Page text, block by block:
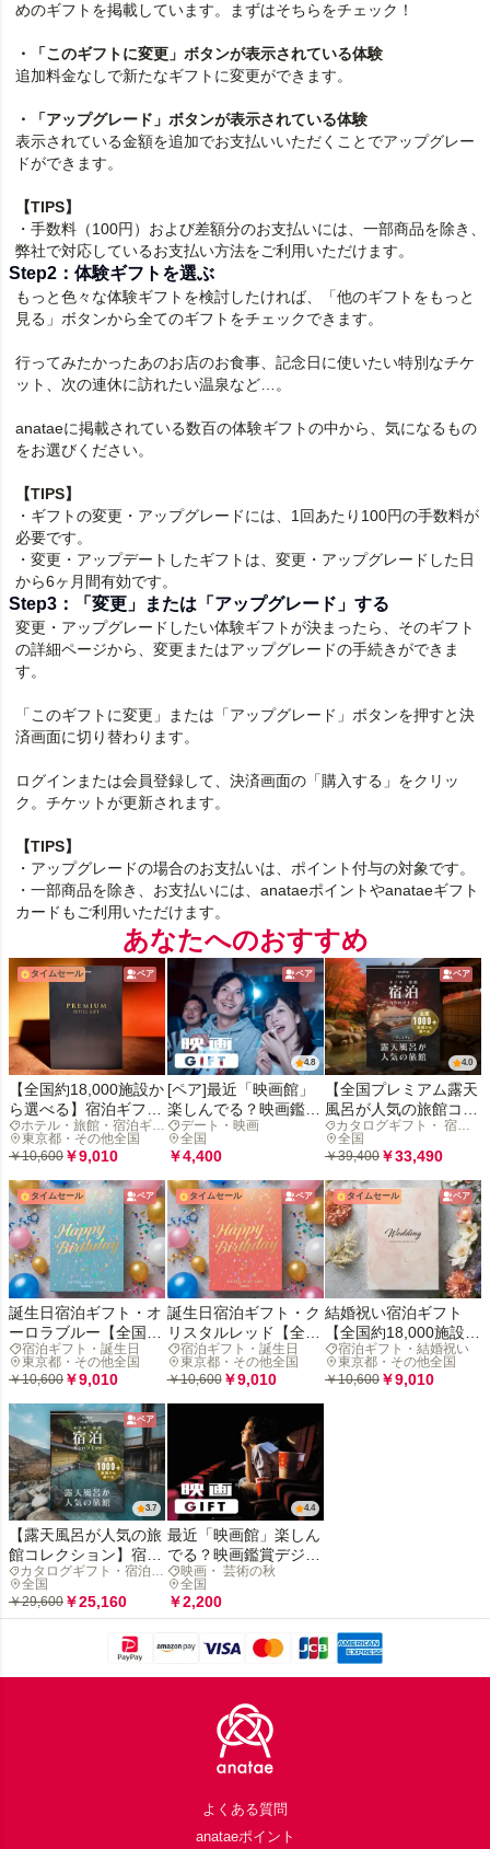
めのギフトを掲載しています。まずはそちらをチェック！
・「このギフトに変更」ボタンが表示されている体験
追加料金なしで新たなギフトに変更ができます。
・「アップグレード」ボタンが表示されている体験
表示されている金額を追加でお支払いいただくことでアップグレー
ドができます。
【TIPS】
・手数料（100円）および差額分のお支払いには、一部商品を除き、
弊社で対応しているお支払い方法をご利用いただけます。
Step2：体験ギフトを選ぶ
もっと色々な体験ギフトを検討したければ、「他のギフトをもっと
見る」ボタンから全てのギフトをチェックできます。
行ってみたかったあのお店のお食事、記念日に使いたい特別なチケ
ット、次の連休に訪れたい温泉など…。
anataeに掲載されている数百の体験ギフトの中から、気になるもの
をお選びください。
【TIPS】
・ギフトの変更・アップグレードには、1回あたり 100円の手数料が
必要です。
・変更・アップデートしたギフトは、変更・アップグレードした日
から6ヶ月間有効です。
Step3：「変更」または「アップグレード」する
変更・アップグレードしたい体験ギフトが決まったら、そのギフト
の詳細ページから、変更またはアップグレードの手続きができま
す。
「このギフトに変更」または「アップグレード」ボタンを押すと決
済画面に切り替わります。
ログインまたは会員登録して、決済画面の「購入する」をクリッ
ク。チケットが更新されます。
【TIPS】
・アップグレードの場合のお支払いは、ポイント付与の対象です。
・一部商品を除き、お支払いには、anataeポイントやanataeギフト
カードもご利用いただけます。
あなたへのおすすめ
タイムセール ペア
【全国約18,000施設か
ら選べる】宿泊ギフト
(ホテル・旅館)
ホテル・旅館・宿泊ギフ
ト
東京都・その他全国
￥10,600 ￥9,010
ペア
4.8
[ペア]最近「映画館」
楽しんでる？映画鑑賞
デジタルギフトで映画
の没入体験を贈ろう
デート・映画
全国
￥4,400
ペア
4.0
【全国プレミアム露天
風呂が人気の旅館コレ
クション】宿泊カタロ
グギフト: 掲載数
1,000+施設〜
カタログギフト・ 宿泊
ギフト
全国
￥39,400 ￥33,490
タイムセール ペア
誕生日宿泊ギフト・オ
ーロラブルー【全国約
18,000施設から選べ
る】
宿泊ギフト・誕生日
東京都・その他全国
￥10,600 ￥9,010
タイムセール ペア
誕生日宿泊ギフト・ク
リスタルレッド【全国
約18,000施設から選べ
る】
宿泊ギフト・誕生日
東京都・その他全国
￥10,600￥9,010
タイムセール ペア
結婚祝い宿泊ギフト
【全国約18,000施設か
ら選べる】
宿泊ギフト・結婚祝い
東京都・その他全国
￥10,600 ￥9,010
ペア
3.7
【露天風呂が人気の旅
館コレクション】宿泊
カタログギフト: 掲載
数1,000+施設〜
カタログギフト・宿泊ギ
フト
全国
￥29,600 ￥25,160
4.4
最近「映画館」楽しん
でる？映画鑑賞デジタ
ルギフトで映画の没入
体験を贈ろう
映画・ 芸術の秋
全国
￥2,200
よくある質問
anataeポイント